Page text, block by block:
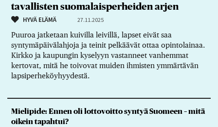
tavallisten suomalaisperheiden arjen
HYVÄ ELÄMÄ 27.11.2025
Puuroa jatketaan kuivilla leivillä, lapset eivät saa
syntymäpäivälahjoja ja teinit pelkäävät ottaa opintolainaa.
Kirkko ja kaupungin kyselyyn vastanneet vanhemmat
kertovat, mitä he toivovat muiden ihmisten ymmärtävän
lapsiperheköyhyydestä.
Mielipide: Ennen oli lottovoitto syntyä Suomeen – mitä
oikein tapahtui?